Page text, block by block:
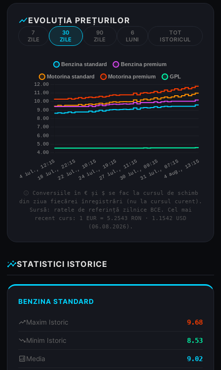
show_chartEVOLUȚIA PREȚURILOR
7
ZILE
30
ZILE
90
ZILE
6
LUNI
TOT
ISTORICUL
info Conversiile în € și $ se fac la cursul de schimb
din ziua fiecărei înregistrări (nu la cursul curent).
Sursă: ratele de referință zilnice BCE. Cel mai
recent curs: 1 EUR = 5.2543 RON · 1.1542 USD
(06.08.2026).
insightsSTATISTICI ISTORICE
BENZINA STANDARD
trending_upMaxim Istoric 9.68
trending_downMinim Istoric 8.53
analyticsMedia 9.02